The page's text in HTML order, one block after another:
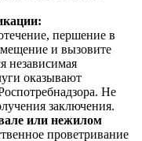
першение в
и вызовите
независимая
оказывают
Не
заключения.
или нежилом
проветривание